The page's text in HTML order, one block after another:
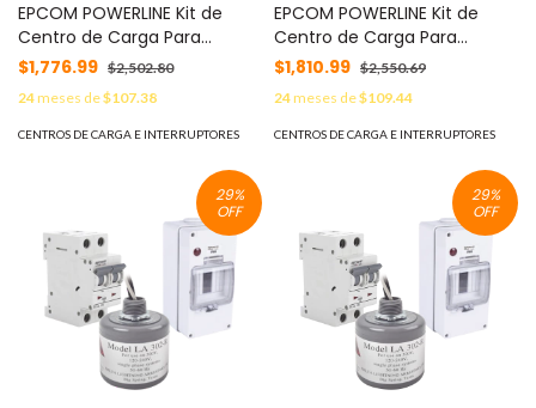
EPCOM POWERLINE Kit de
Centro de Carga Para
Corriente Alterna, Breaker de
hasta 400 Vca de 63 A con
Supresor de Picos
Transitorios. MOD: PL63ACA
$1,776.99 $2,502.80
24meses de$107.38
CENTROS DE CARGA E INTERRUPTORES
EPCOM POWERLINE Kit de
Centro de Carga Para
Corriente Alterna, Breaker de
hasta 400 Vca de 20 A con
Supresor de Picos
Transitorios. MOD: PL20ACA
$1,810.99 $2,550.69
24meses de$109.44
CENTROS DE CARGA E INTERRUPTORES
29%
OFF
29%
OFF